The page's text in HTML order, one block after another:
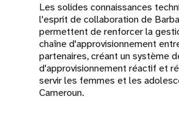
Les solides connaissances
l'esprit de collaboration de
permettent de renforcer la
chaîne d'approvisionnement
partenaires, créant un système
d'approvisionnement réactif et
servir les femmes et les
Cameroun.